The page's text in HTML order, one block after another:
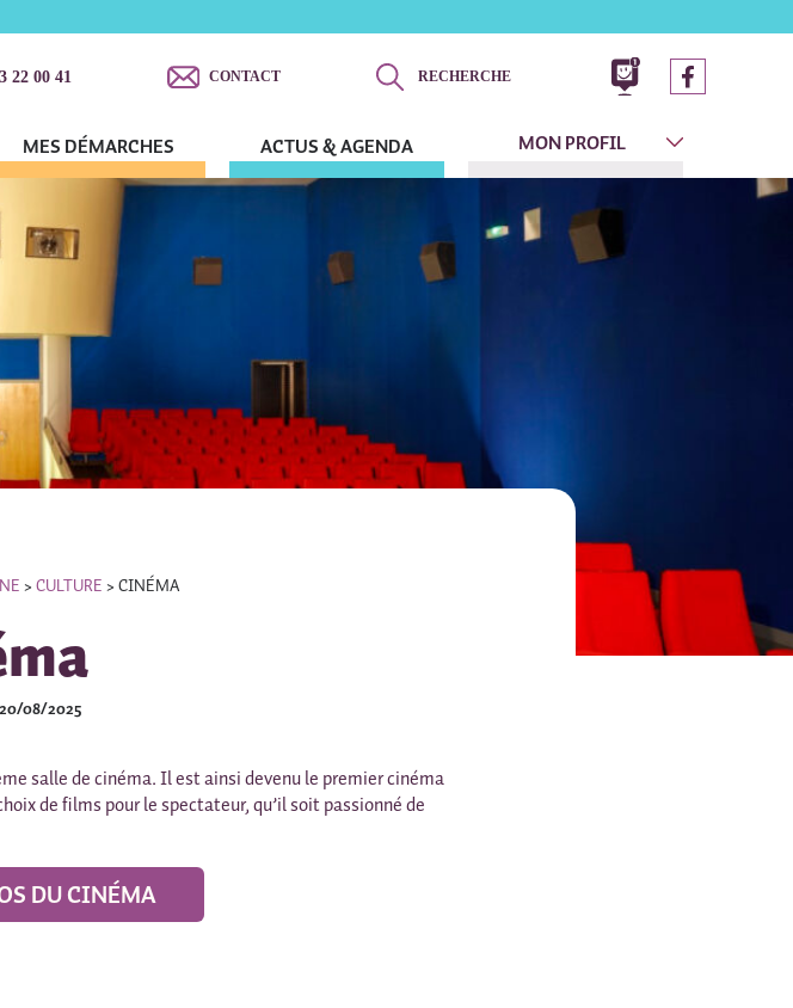
22 00 41 CONTACT RECHERCHE
MES DÉMARCHES ACTUS & AGENDA MON PROFIL
> CULTURE > CINÉMA
08/2025
salle de cinéma. Il est ainsi devenu le premier cinéma
de films pour le spectateur, qu’il soit passionné de
DU CINÉMA